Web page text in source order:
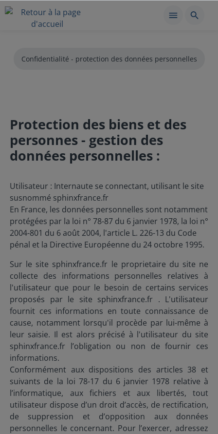
Confidentialité - protection des données personnelles
Protection des biens et des
personnes - gestion des
données personnelles :
Utilisateur : Internaute se connectant, utilisant le site
susnommé sphinxfrance.fr
En France, les données personnelles sont notamment
protégées par la loi n° 78-87 du 6 janvier 1978, la loi n°
2004-801 du 6 août 2004, l'article L. 226-13 du Code
pénal et la Directive Européenne du 24 octobre 1995.
Sur le site sphinxfrance.fr le proprietaire du site ne
collecte des informations personnelles relatives à
l'utilisateur que pour le besoin de certains services
proposés par le site sphinxfrance.fr . L'utilisateur
fournit ces informations en toute connaissance de
cause, notamment lorsqu'il procède par lui-même à
leur saisie. Il est alors précisé à l'utilisateur du site
sphinxfrance.fr l’obligation ou non de fournir ces
informations.
Conformément aux dispositions des articles 38 et
suivants de la loi 78-17 du 6 janvier 1978 relative à
l’informatique, aux fichiers et aux libertés, tout
utilisateur dispose d’un droit d’accès, de rectification,
de suppression et d’opposition aux données
personnelles le concernant. Pour l’exercer, adressez